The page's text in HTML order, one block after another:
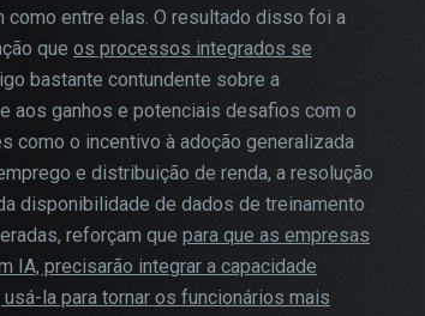
entre elas. O resultado disso foi a
que os processos integrados se
bastante contundente sobre a
aos ganhos e potenciais desafios com o
como o incentivo à adoção generalizada
e distribuição de renda, a resolução
disponibilidade de dados de treinamento
reforçam que para que as empresas
IA, precisarão integrar a capacidade
la para tornar os funcionários mais